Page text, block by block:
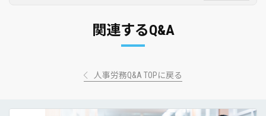
関連するQ&A
人事労務Q&A TOPに戻る